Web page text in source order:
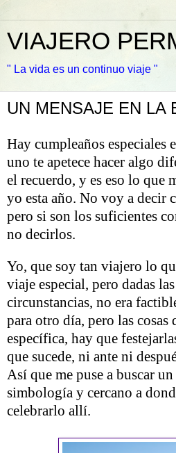
VIAJERO
" La vida es un continuo viaje "
UN MENSAJE EN LA
Hay cumpleaños especiales
uno te apetece hacer algo
el recuerdo, y es eso lo que
yo esta año. No voy a decir
pero si son los suficientes
no decirlos.
Yo, que soy tan viajero lo
viaje especial, pero dadas
circunstancias, no era
para otro día, pero las cosas
específica, hay que
que sucede, ni ante ni
Así que me puse a buscar
simbología y cercano a
celebrarlo allí.